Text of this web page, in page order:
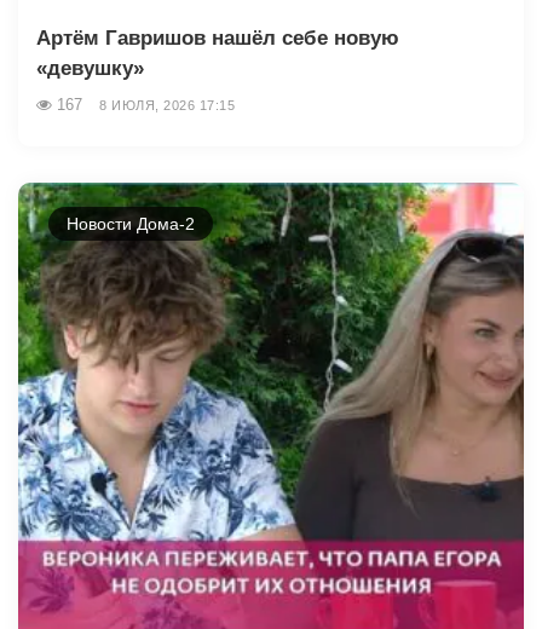
Артём Гавришов нашёл себе новую
«девушку»
167 8 ИЮЛЯ, 2026 17:15
Новости Дома-2